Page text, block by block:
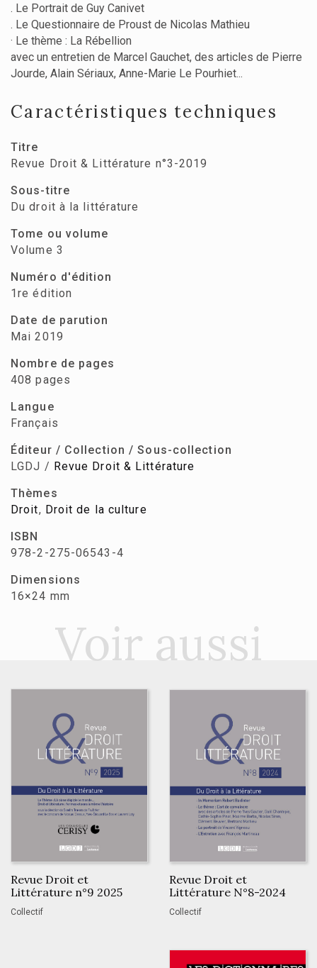
. Le Portrait de Guy Canivet
. Le Questionnaire de Proust de Nicolas Mathieu
· Le thème : La Rébellion
avec un entretien de Marcel Gauchet, des articles de Pierre
Jourde, Alain Sériaux, Anne-Marie Le Pourhiet...
Caractéristiques techniques
Titre
Revue Droit & Littérature n°3-2019
Sous-titre
Du droit à la littérature
Tome ou volume
Volume 3
Numéro d'édition
1re édition
Date de parution
Mai 2019
Nombre de pages
408 pages
Langue
Français
Éditeur / Collection / Sous-collection
LGDJ / Revue Droit & Littérature
Thèmes
Droit, Droit de la culture
ISBN
978-2-275-06543-4
Dimensions
16×24 mm
Voir aussi
Revue Droit et
Littérature n°9 2025
Collectif
Revue Droit et
Littérature N°8-2024
Collectif